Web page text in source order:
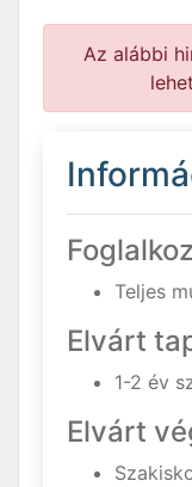
Az alábbi
Teljes
Elvárt
1-2 év
Elvárt